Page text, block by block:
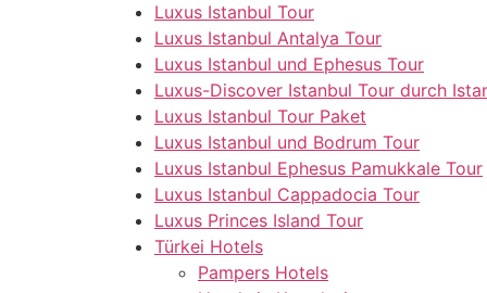
Luxus Istanbul Tour
Luxus Istanbul Antalya Tour
Luxus Istanbul und Ephesus Tour
Luxus-Discover Istanbul Tour durch
Luxus Istanbul Tour Paket
Luxus Istanbul und Bodrum Tour
Luxus Istanbul Ephesus Pamukkale Tour
Luxus Istanbul Cappadocia Tour
Luxus Princes Island Tour
Türkei Hotels
Pampers Hotels